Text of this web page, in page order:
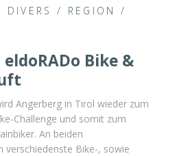
DIVERS / REGION
/
Bike &
Angerberg in Tirol wieder zum
Challenge und somit zum
An beiden
verschiedenste Bike-, sowie